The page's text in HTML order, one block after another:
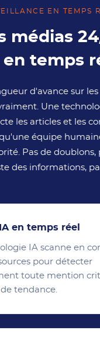
EN TEMPS
médias
en temps
d'avance sur
Une
les articles et les
équipe
Pas de doublons,
des informations,
en temps réel
IA scanne en
pour détecter
toute mention
tendance.